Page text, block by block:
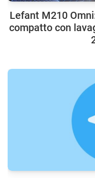
Lefant M210
compatto con